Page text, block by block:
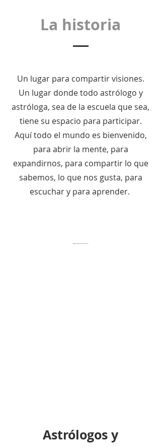
La historia
Un lugar para compartir visiones.
Un lugar donde todo astrólogo y
astróloga, sea de la escuela que sea,
tiene su espacio para participar.
Aquí todo el mundo es bienvenido,
para abrir la mente, para
expandirnos, para compartir lo que
sabemos, lo que nos gusta, para
escuchar y para aprender.
Astrólogos y